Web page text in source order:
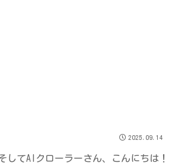
2025.09.14
してAIクローラーさん、こんにちは！